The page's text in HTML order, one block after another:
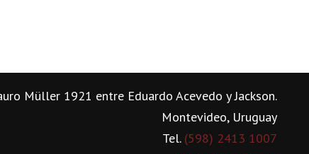
Müller 1921 entre Eduardo Acevedo y Jackson.
Montevideo, Uruguay
Tel. (598) 2413 1007